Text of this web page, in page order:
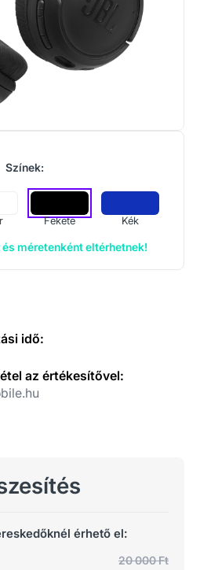
Színek:
Fekete Kék
méretenként eltérhetnek!
idő:
az értékesítővel:
érhető el:
20 000 Ft